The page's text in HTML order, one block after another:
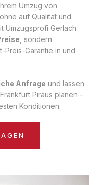
Umzug von
auf Qualität und
Umzugsprofi Gerlach
, sondern
Preis-Garantie in und
Anfrage und lassen
Piräus planen –
Konditionen: